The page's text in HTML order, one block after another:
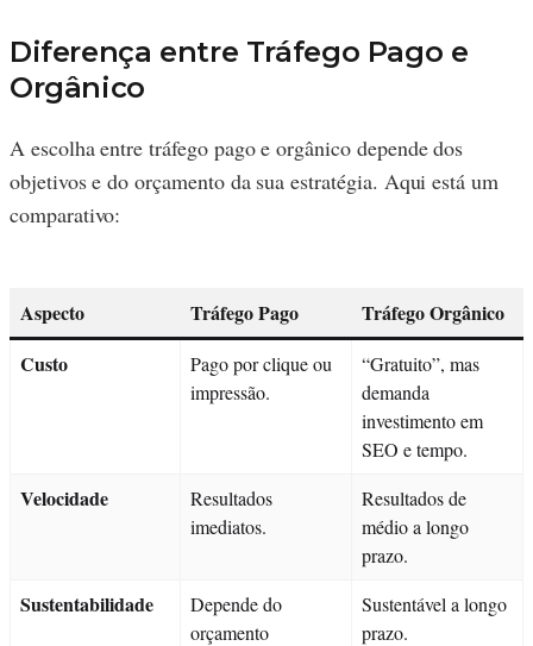
Diferença entre Tráfego Pago e
Orgânico
A escolha entre tráfego pago e orgânico depende dos
objetivos e do orçamento da sua estratégia. Aqui está um
comparativo:
Aspecto Tráfego Pago
Tráfego Orgânico
Custo
Pago por clique ou
impressão.
“Gratuito”, mas
demanda
investimento em
SEO e tempo.
Velocidade
Resultados
imediatos.
Resultados de
médio a longo
prazo.
Sustentabilidade
Depende do
orçamento
Sustentável a longo
prazo.